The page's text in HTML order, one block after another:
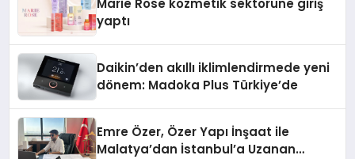
Marie Rose kozmetik sektörüne giriş
yaptı
Daikin’den akıllı iklimlendirmede yeni
dönem: Madoka Plus Türkiye’de
Emre Özer, Özer Yapı İnşaat ile
Malatya’dan İstanbul’a Uzanan